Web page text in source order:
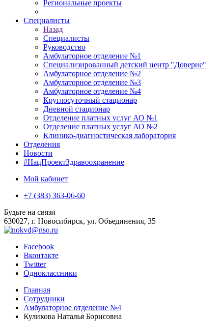
Региональные проекты
Специалисты
Назад
Специалисты
Руководство
Амбулаторное отделение №1
Специализированный детский центр "Доверие"
Амбулаторное отделение №2
Амбулаторное отделение №3
Амбулаторное отделение №4
Круглосуточный стационар
Дневной стационар
Отделение платных услуг АО №1
Отделение платных услуг АО №2
Клинико-диагностическая лаборатория
Отделения
Новости
#НацПроектЗдравоохранение
Мой кабинет
+7 (383) 363-06-60
Будьте на связи
630027, г. Новосибирск, ул. Объединения, 35
Facebook
Вконтакте
Twitter
Одноклассники
Главная
Сотрудники
Амбулаторное отделение №4
Куликова Наталья Борисовна